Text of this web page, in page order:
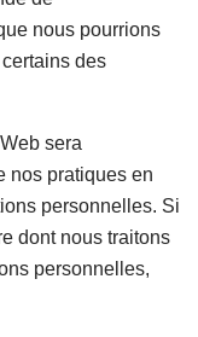
nous pourrions
des
sera
nos pratiques en
personnelles. Si
dont nous traitons
personnelles,